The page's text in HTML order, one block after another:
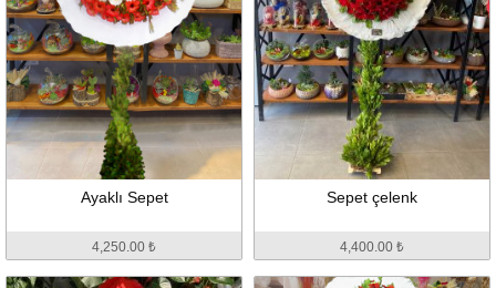
Ayaklı Sepet
4,250.00 ₺
Sepet çelenk
4,400.00 ₺